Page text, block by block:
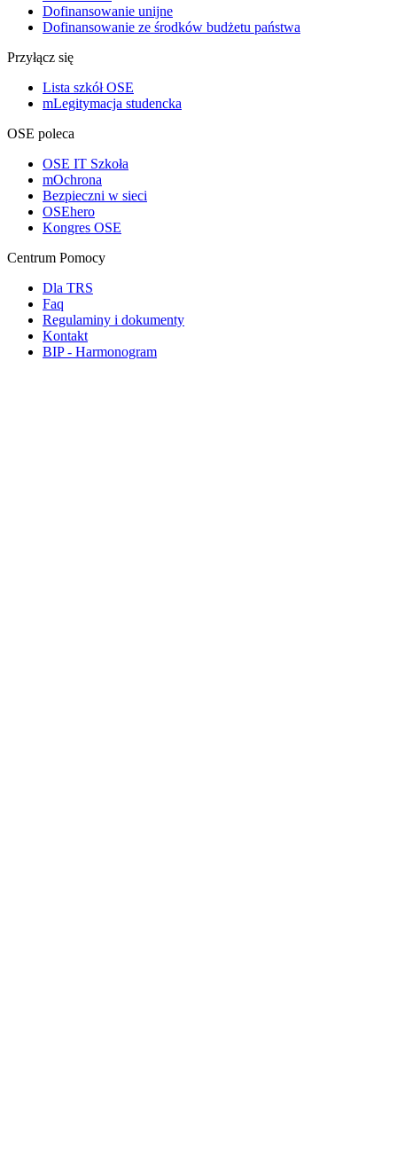
Dofinansowanie unijne
Dofinansowanie ze środków budżetu państwa
Przyłącz się
Lista szkół OSE
mLegitymacja studencka
OSE poleca
OSE IT Szkoła
mOchrona
Bezpieczni w sieci
OSEhero
Kongres OSE
Centrum Pomocy
Dla TRS
Faq
Regulaminy i dokumenty
Kontakt
BIP - Harmonogram